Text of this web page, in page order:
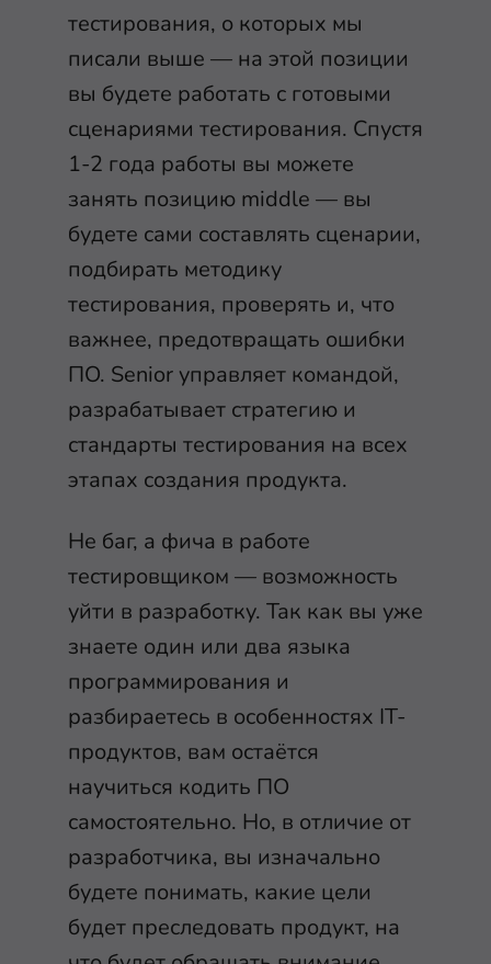
тестирования, о которых мы
писали выше — на этой позиции
вы будете работать с готовыми
сценариями тестирования. Спустя
1-2 года работы вы можете
занять позицию middle — вы
будете сами составлять сценарии,
подбирать методику
тестирования, проверять и, что
важнее, предотвращать ошибки
ПО. Senior управляет командой,
разрабатывает стратегию и
стандарты тестирования на всех
этапах создания продукта.
Не баг, а фича в работе
тестировщиком — возможность
уйти в разработку. Так как вы уже
знаете один или два языка
программирования и
разбираетесь в особенностях IT-
продуктов, вам остаётся
научиться кодить ПО
самостоятельно. Но, в отличие от
разработчика, вы изначально
будете понимать, какие цели
будет преследовать продукт, на